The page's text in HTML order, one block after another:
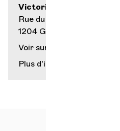
Victoria Hall
Rue du Général-Dufour 14
1204 Genève
Voir sur la carte
Plus d'infos